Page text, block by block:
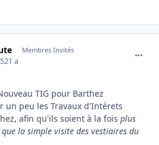
Membres Invités
21 a
TIG pour Barthez
un peu les Travaux d'Intérets
afin qu'ils soient à la fois plus
la simple visite des vestiaires du